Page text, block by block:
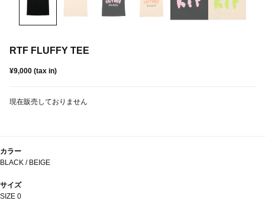
RTF FLUFFY TEE
¥9,000 (tax in)
現在販売しておりません
カラー
BLACK / BEIGE
サイズ
SIZE 0